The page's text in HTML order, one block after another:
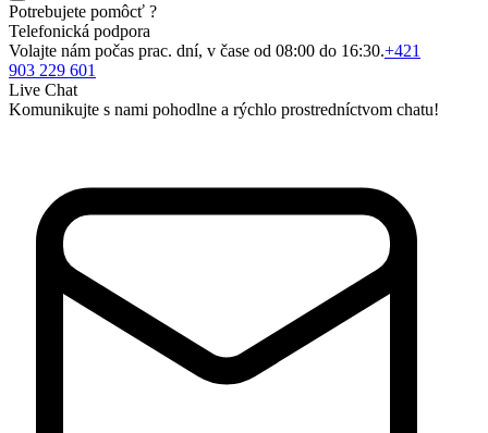
Potrebujete pomôcť ?
Telefonická podpora
Volajte nám počas prac. dní, v čase od 08:00 do 16:30.+421
903 229 601
Live Chat
Komunikujte s nami pohodlne a rýchlo prostredníctvom chatu!